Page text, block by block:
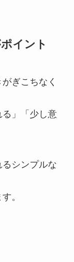
イント
ぎこちなく
」「少し意
シンプルな
。